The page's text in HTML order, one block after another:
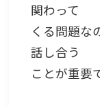
関わって
くる問題な
話し合う
ことが重要